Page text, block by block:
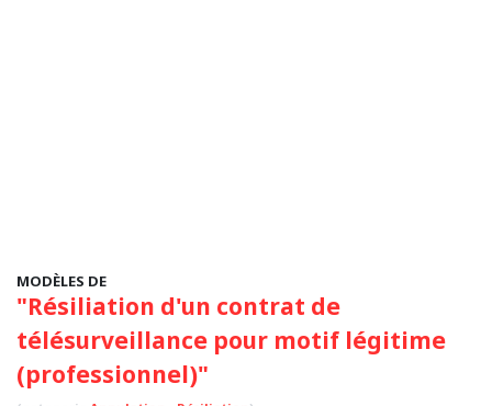
MODÈLES DE
"Résiliation d'un contrat de
télésurveillance pour motif légitime
(professionnel)"